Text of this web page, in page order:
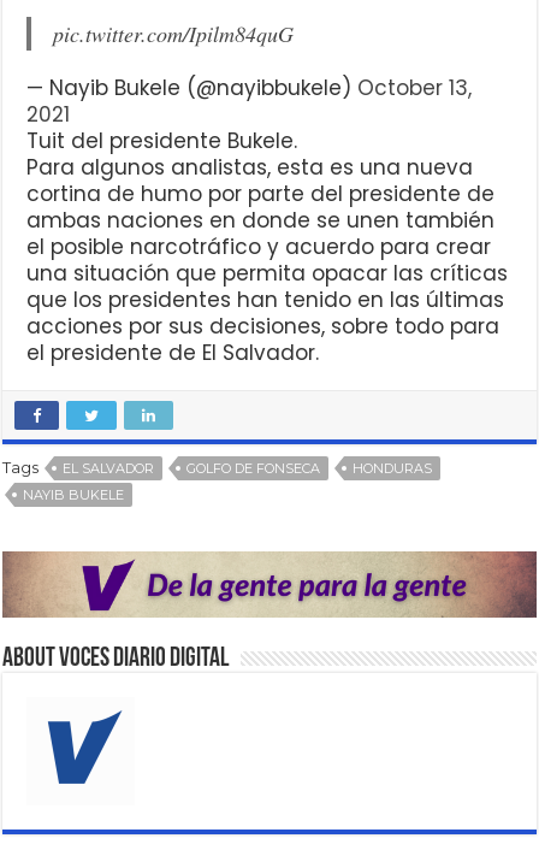
pic.twitter.com/Ipilm84quG
— Nayib Bukele (@nayibbukele) October 13,
2021
Tuit del presidente Bukele.
Para algunos analistas, esta es una nueva
cortina de humo por parte del presidente de
ambas naciones en donde se unen también
el posible narcotráfico y acuerdo para crear
una situación que permita opacar las críticas
que los presidentes han tenido en las últimas
acciones por sus decisiones, sobre todo para
el presidente de El Salvador.
Tags EL SALVADOR GOLFO DE FONSECA
HONDURAS
NAYIB BUKELE
About VOCES Diario digital